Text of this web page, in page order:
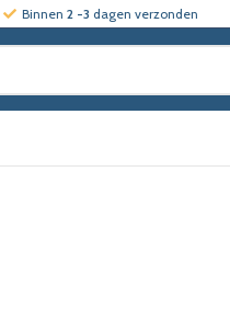
Binnen 2 -3 dagen verzonden